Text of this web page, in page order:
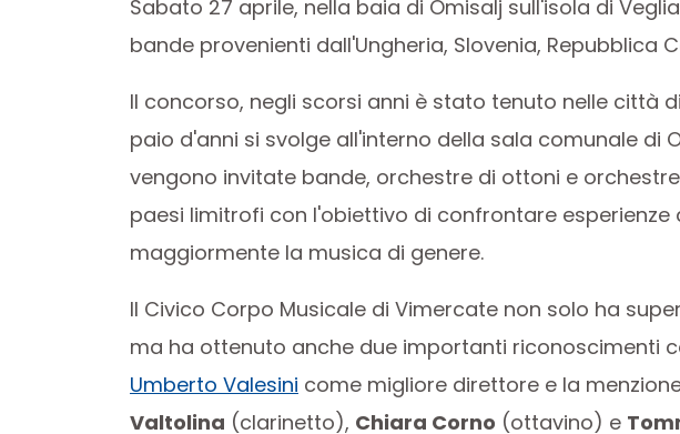
Sabato 27 aprile, nella baia di Omisalj sull'isola di
bande provenienti dall'Ungheria, Slovenia, Repubblica
Il concorso, negli scorsi anni è stato tenuto nelle città
paio d'anni si svolge all'interno della sala comunale di
vengono invitate bande, orchestre di ottoni e
paesi limitrofi con l'obiettivo di confrontare esperienze
maggiormente la musica di genere.
Il Civico Corpo Musicale di Vimercate non solo ha
ma ha ottenuto anche due importanti riconoscimenti
Umberto Valesini come migliore direttore e la
Valtolina (clarinetto), Chiara Corno (ottavino) e